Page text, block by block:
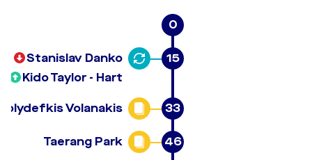
0
15
Stanislav Danko
Kido Taylor - Hart
33
Volanakis
46
Taerang Park